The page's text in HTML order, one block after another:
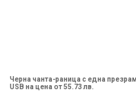
Черна чанта-раница с една
USB на цена от 55.73 лв.